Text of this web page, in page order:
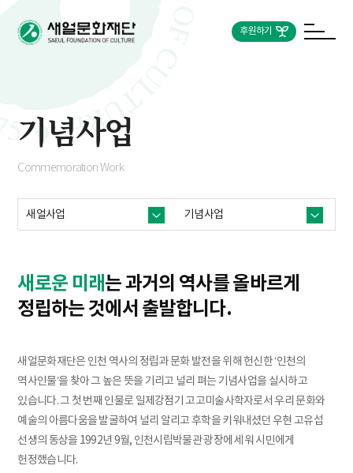
후원하기
기념사업
Commemoration Work
새얼사업 기념사업
새로운 미래는 과거의 역사를올바르게
정립하는 것에서 출발합니다.
새얼문화재단은 인천 역사의 정립과 문화 발전을 위해 헌신한 ‘인천의
역사인물’을 찾아 그 높은 뜻을 기리고 널리 펴는 기념사업을 실시하고
있습니다. 그 첫 번째 인물로 일제강점기 고고미술사학자로서 우리 문화와
예술의 아름다움을 발굴하여 널리 알리고 후학을 키워내셨던 우현 고유섭
선생의 동상을 1992년 9월, 인천시립박물관 광장에 세워 시민에게
헌정했습니다.